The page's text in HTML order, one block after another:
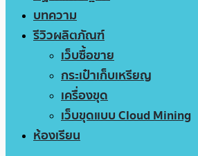
บทความ
รีวิวผลิตภัณฑ์
เว็บซื้อขาย
กระเป๋าเก็บเหรียญ
เครื่องขุด
เว็บขุดแบบ Cloud Mining
ห้องเรียน